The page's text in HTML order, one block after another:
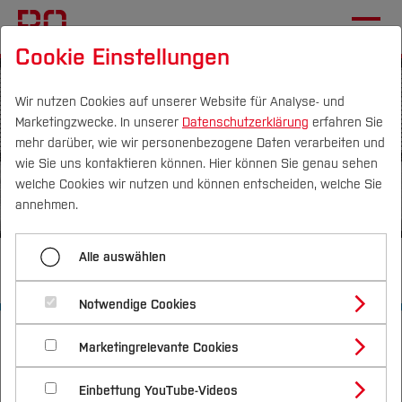
Campus Personen DE|EN Quicklinks
Studium
Studienangebote
Bachelorstudiengänge
Masterstudiengänge
Vor dem Studium
Bewerben & Einschreiben
Bewerbungsportal
Im Studium
Studienbüros und Prüfungen
Nach dem Studium
Forschung & Transfer
Profil
Forschungs- und Transferprofil
Schwerpunkte (FuT)
Beratung & Förderung
Nachhaltigkeit
Nachhaltigkeit studieren
International
Service
Startseite
Fachbereiche Architektur
Service
Fachschaft
Cookie Einstellungen
Wir nutzen Cookies auf unserer Website für Analyse- und
Marketingzwecke. In unserer Datenschutzerklärung erfahren Sie
mehr darüber, wie wir personenbezogene Daten verarbeiten und
wie Sie uns kontaktieren können. Hier können Sie genau sehen
welche Cookies wir nutzen und können entscheiden, welche Sie
annehmen.
Alle auswählen
Notwendige Cookies
Marketingrelevante Cookies
Einbettung YouTube-Videos